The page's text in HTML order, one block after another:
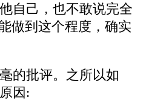
自己，也不敢说完全
做到这个程度，确实
的批评。之所以如
因: